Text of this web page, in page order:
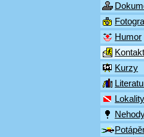
Humor
Kurzy
Lokality